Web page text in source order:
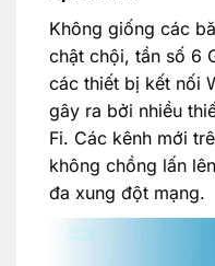
Không giống các
chật chội, tần số 6
các thiết bị kết nối
gây ra bởi nhiều
Fi. Các kênh mới
không chồng lấn
đa xung đột mạng.